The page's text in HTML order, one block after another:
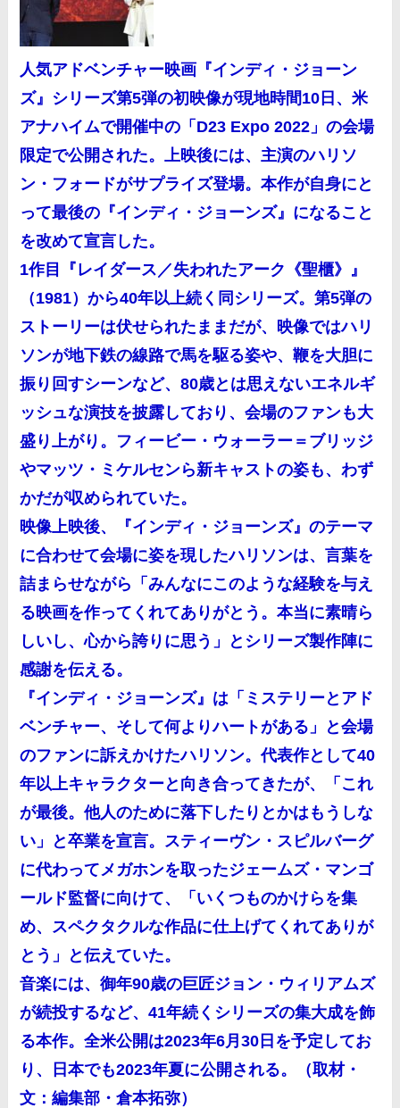
人気アドベンチャー映画『インディ・ジョーン
ズ』シリーズ第5弾の初映像が現地時間10日、米
アナハイムで開催中の「D23 Expo 2022」の会場
限定で公開された。上映後には、主演のハリソ
ン・フォードがサプライズ登場。本作が自身にと
って最後の『インディ・ジョーンズ』になること
を改めて宣言した。
1作目『レイダース／失われたアーク《聖櫃》』
（1981）から40年以上続く同シリーズ。第5弾の
ストーリーは伏せられたままだが、映像ではハリ
ソンが地下鉄の線路で馬を駆る姿や、鞭を大胆に
振り回すシーンなど、80歳とは思えないエネルギ
ッシュな演技を披露しており、会場のファンも大
盛り上がり。フィービー・ウォーラー＝ブリッジ
やマッツ・ミケルセンら新キャストの姿も、わず
かだが収められていた。
映像上映後、『インディ・ジョーンズ』のテーマ
に合わせて会場に姿を現したハリソンは、言葉を
詰まらせながら「みんなにこのような経験を与え
る映画を作ってくれてありがとう。本当に素晴ら
しいし、心から誇りに思う」とシリーズ製作陣に
感謝を伝える。
『インディ・ジョーンズ』は「ミステリーとアド
ベンチャー、そして何よりハートがある」と会場
のファンに訴えかけたハリソン。代表作として40
年以上キャラクターと向き合ってきたが、「これ
が最後。他人のために落下したりとかはもうしな
い」と卒業を宣言。スティーヴン・スピルバーグ
に代わってメガホンを取ったジェームズ・マンゴ
ールド監督に向けて、「いくつものかけらを集
め、スペクタクルな作品に仕上げてくれてありが
とう」と伝えていた。
音楽には、御年90歳の巨匠ジョン・ウィリアムズ
が続投するなど、41年続くシリーズの集大成を飾
る本作。全米公開は2023年6月30日を予定してお
り、日本でも2023年夏に公開される。（取材・
文：編集部・倉本拓弥）